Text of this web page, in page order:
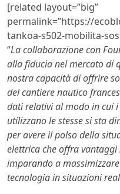
[related layout=”big”
permalink=”https://
tankoa-s502-mobilita-
“La collaborazione con
alla fiducia nel mercato di
nostra capacità di offrire
del cantiere nautico
dati relativi al modo in cui
utilizzano le stesse si sta
per avere il polso della
elettrica che offra
imparando a
tecnologia in situazioni